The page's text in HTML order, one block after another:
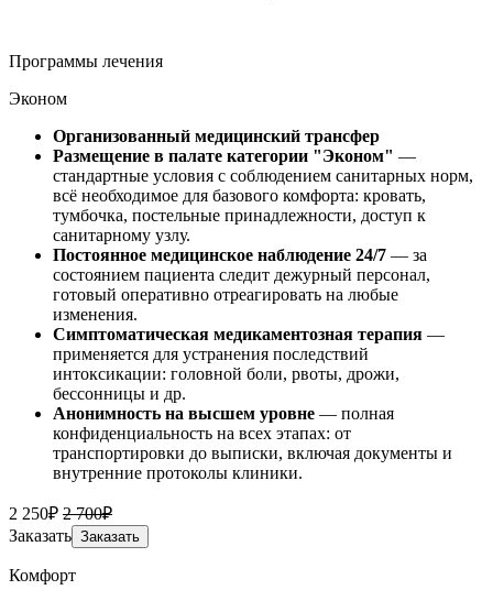
Программы лечения
Эконом
Организованный медицинский трансфер
Размещение в палате категории "Эконом" —
стандартные условия с соблюдением санитарных норм,
всё необходимое для базового комфорта: кровать,
тумбочка, постельные принадлежности, доступ к
санитарному узлу.
Постоянное медицинское наблюдение 24/7 — за
состоянием пациента следит дежурный персонал,
готовый оперативно отреагировать на любые
изменения.
Симптоматическая медикаментозная терапия —
применяется для устранения последствий
интоксикации: головной боли, рвоты, дрожи,
бессонницы и др.
Анонимность на высшем уровне — полная
конфиденциальность на всех этапах: от
транспортировки до выписки, включая документы и
внутренние протоколы клиники.
2 250₽ 2 700₽
Заказать Заказать
Комфорт